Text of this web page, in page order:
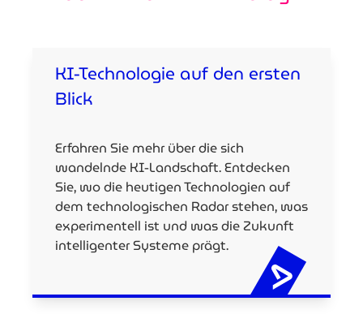
KI-Technologie auf den ersten
Blick
Erfahren Sie mehr über die sich
wandelnde KI-Landschaft. Entdecken
Sie, wo die heutigen Technologien auf
dem technologischen Radar stehen, was
experimentell ist und was die Zukunft
intelligenter Systeme prägt.